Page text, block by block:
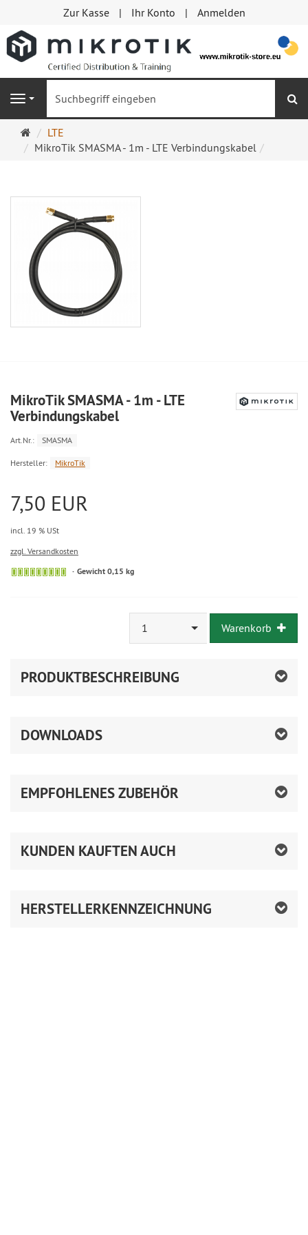
Zur Kasse Ihr Konto Anmelden
Navigation
Startseite
LTE
MikroTik SMASMA - 1m - LTE Verbindungskabel
MikroTik SMASMA - 1m - LTE
Verbindungskabel
Art.Nr.: SMASMA
Hersteller: MikroTik
7,50 EUR
incl. 19 % USt
zzgl. Versandkosten
Gewicht 0,15 kg
1 Warenkorb
PRODUKTBESCHREIBUNG
DOWNLOADS
EMPFOHLENES ZUBEHÖR
KUNDEN KAUFTEN AUCH
HERSTELLERKENNZEICHNUNG